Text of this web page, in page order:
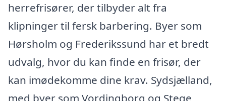
herrefrisører, der tilbyder alt fra
klipninger til fersk barbering. Byer som
Hørsholm og Frederikssund har et bredt
udvalg, hvor du kan finde en frisør, der
kan imødekomme dine krav. Sydsjælland,
med byer som Vordingborg og Stege,